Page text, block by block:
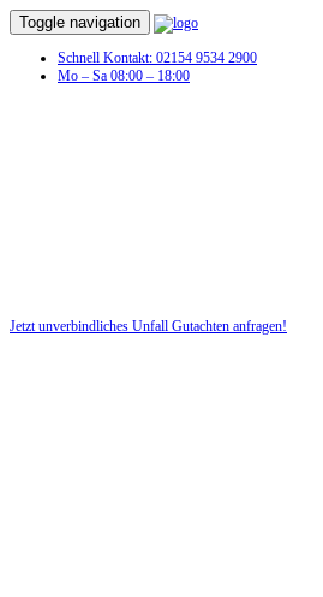
Toggle navigation
Schnell Kontakt: 02154 9534 2900
Mo – Sa 08:00 – 18:00
Jetzt unverbindliches Unfall Gutachten anfragen!